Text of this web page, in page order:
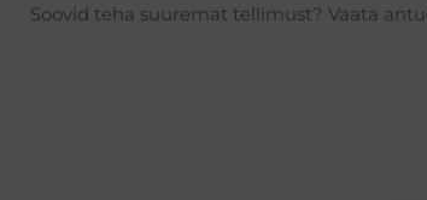
Soovid teha suuremat tellimust? Vaata